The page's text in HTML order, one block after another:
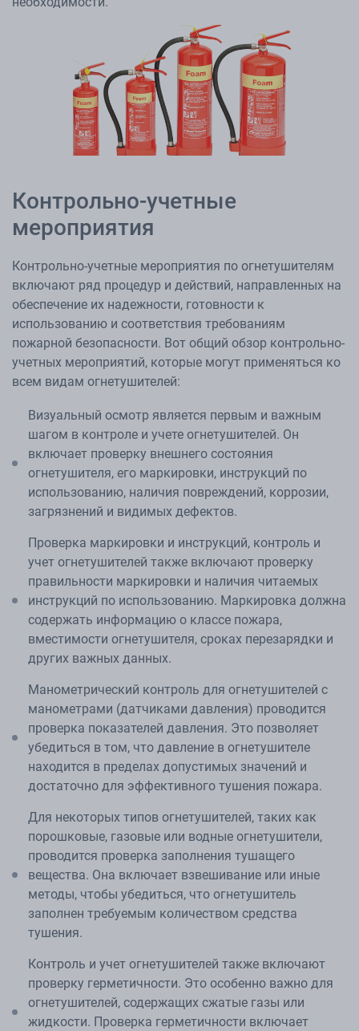
Контрольно-учетные
мероприятия
Контрольно-учетные мероприятия по огнетушителям
включают ряд процедур и действий, направленных на
обеспечение их надежности, готовности к
использованию и соответствия требованиям
пожарной безопасности. Вот общий обзор контрольно-
учетных мероприятий, которые могут применяться ко
всем видам огнетушителей:
Визуальный осмотр является первым и важным
шагом в контроле и учете огнетушителей. Он
включает проверку внешнего состояния
огнетушителя, его маркировки, инструкций по
использованию, наличия повреждений, коррозии,
загрязнений и видимых дефектов.
Проверка маркировки и инструкций, контроль и
учет огнетушителей также включают проверку
правильности маркировки и наличия читаемых
инструкций по использованию. Маркировка должна
содержать информацию о классе пожара,
вместимости огнетушителя, сроках перезарядки и
других важных данных.
Манометрический контроль для огнетушителей с
манометрами (датчиками давления) проводится
проверка показателей давления. Это позволяет
убедиться в том, что давление в огнетушителе
находится в пределах допустимых значений и
достаточно для эффективного тушения пожара.
Для некоторых типов огнетушителей, таких как
порошковые, газовые или водные огнетушители,
проводится проверка заполнения тушащего
вещества. Она включает взвешивание или иные
методы, чтобы убедиться, что огнетушитель
заполнен требуемым количеством средства
тушения.
Контроль и учет огнетушителей также включают
проверку герметичности. Это особенно важно для
огнетушителей, содержащих сжатые газы или
жидкости. Проверка герметичности включает